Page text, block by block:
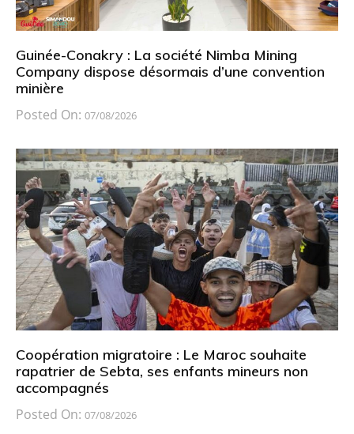
Guinée-Conakry : La société Nimba Mining
Company dispose désormais d’une convention
minière
Posted On: 07/08/2026
Coopération migratoire : Le Maroc souhaite
rapatrier de Sebta, ses enfants mineurs non
accompagnés
Posted On: 07/08/2026